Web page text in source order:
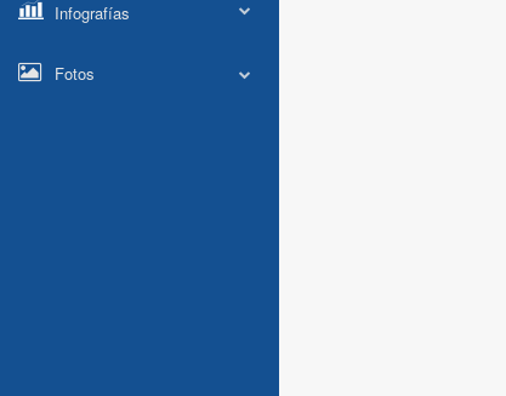
Infografías
Fotos